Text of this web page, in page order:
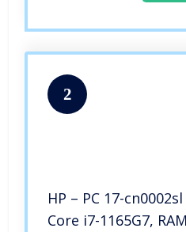
2
HP – PC 17-
Core i7-1165G7,